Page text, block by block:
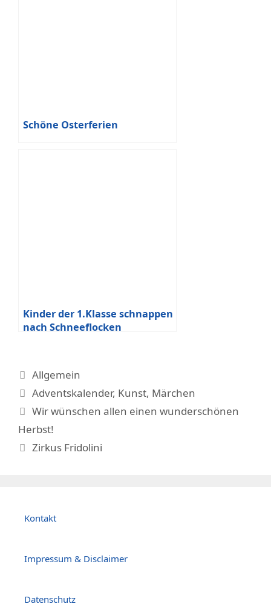
Schöne Osterferien
Kinder der 1.Klasse schnappen
nach Schneeflocken
Kategorien
Allgemein
Schlagwörter
Adventskalender, Kunst, Märchen
Wir wünschen allen einen wunderschönen
Herbst!
Zirkus Fridolini
Kontakt
Impressum & Disclaimer
Datenschutz